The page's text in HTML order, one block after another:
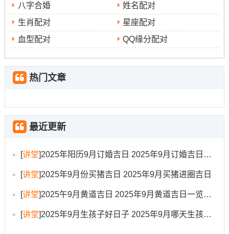
其实吧，择黄道吉日并非容易地看黄历上的“宜”字、而是一
门综合性的传统学问 其核心在于“合”，即与个人、事件的
契合度？首要的是结合个人生辰八字 有区别的人由于八字
五行各异,其适宜的吉日也有所区别 ，最佳方式是请专业人
士进行合婚或择日~以达到天人合一的效果！
重选择不同特性的吉日,婚嫁喜庆之事多优选天德、月德等
标记吉祥与合的日子；开业求财则侧重选择满日、成日等
寓意圆满成功的日子；
以而动土修造等则需考虑跟土地、方位相关的吉日？吉日
还需配吉时一天...内的差异时辰还有吉凶之别，通常上午
向的活动；
下午阳气渐收之时（如申时15-17点）则更利于签约、谈判
八字合婚
姓名配对
生肖配对
星座配对
血型配对
QQ缘分配对
热门文章
最近更新
[讲堂]2025年阳历9月订婚吉日 2025年9月订婚吉日有哪几天
[讲堂]2025年9月份买猪吉日 2025年9月买猪进圈吉日
[讲堂]2025午9月黄道吉日 2025年9月黄道吉日一览表大全
[讲堂]2025年9月生孩子好日子 2025年9月哪天生孩子比较好